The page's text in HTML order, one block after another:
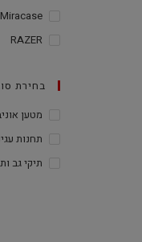
Miracase
RAZER
בחירת
מטען
תחנות
תיקי גב